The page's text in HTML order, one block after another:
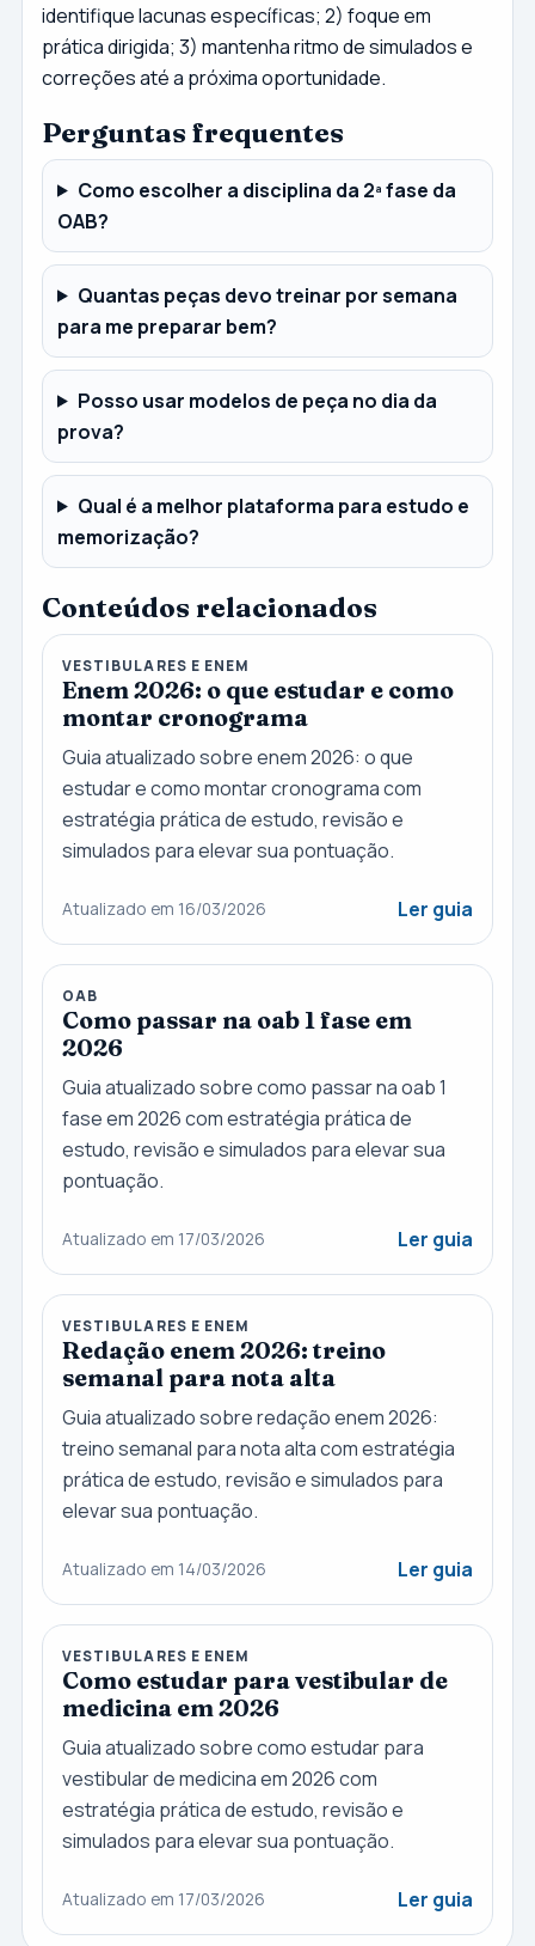
identifique lacunas específicas; 2) foque em
prática dirigida; 3) mantenha ritmo de simulados e
correções até a próxima oportunidade.
Perguntas frequentes
Como escolher a disciplina da 2ª fase da
OAB?
Quantas peças devo treinar por semana
para me preparar bem?
Posso usar modelos de peça no dia da
prova?
Qual é a melhor plataforma para estudo e
memorização?
Conteúdos relacionados
VESTIBULARES E ENEM
Enem 2026: o que estudar e como
montar cronograma
Guia atualizado sobre enem 2026: o que
estudar e como montar cronograma com
estratégia prática de estudo, revisão e
simulados para elevar sua pontuação.
Atualizado em 16/03/2026 Ler guia
OAB
Como passar na oab 1 fase em
2026
Guia atualizado sobre como passar na oab 1
fase em 2026 com estratégia prática de
estudo, revisão e simulados para elevar sua
pontuação.
Atualizado em 17/03/2026 Ler guia
VESTIBULARES E ENEM
Redação enem 2026: treino
semanal para nota alta
Guia atualizado sobre redação enem 2026:
treino semanal para nota alta com estratégia
prática de estudo, revisão e simulados para
elevar sua pontuação.
Atualizado em 14/03/2026 Ler guia
VESTIBULARES E ENEM
Como estudar para vestibular de
medicina em 2026
Guia atualizado sobre como estudar para
vestibular de medicina em 2026 com
estratégia prática de estudo, revisão e
simulados para elevar sua pontuação.
Atualizado em 17/03/2026 Ler guia